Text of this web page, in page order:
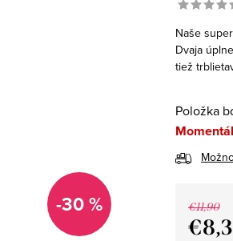
-30 %
Naše
Dvaja
tiež
Položka
€11,90